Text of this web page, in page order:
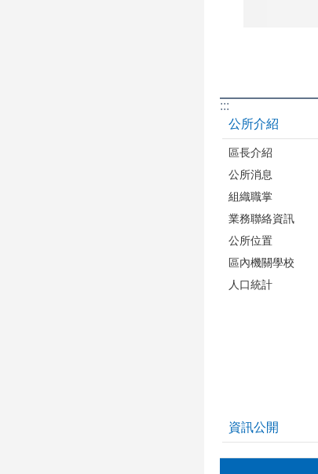
:::
公所介紹
區長介紹
公所消息
組織職掌
業務聯絡資訊
公所位置
區內機關學校
人口統計
資訊公開